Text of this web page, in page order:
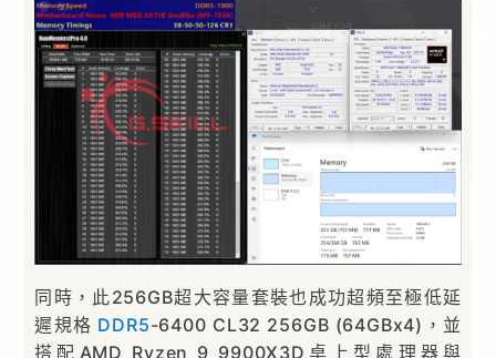
同時，此256GB超大容量套裝也成功超頻至極低延
遲規格 DDR5-6400 CL32 256GB (64GBx4)，並
搭配AMD Ryzen 9 9900X3D桌上型處理器與